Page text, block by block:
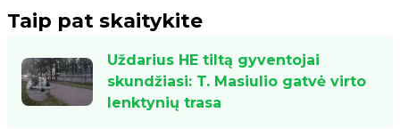
Taip pat skaitykite
Uždarius HE tiltą gyventojai
skundžiasi: T. Masiulio gatvė virto
lenktynių trasa